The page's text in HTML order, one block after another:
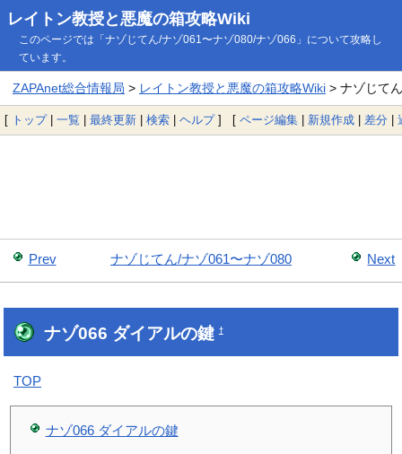
レイトン教授と悪魔の箱攻略Wiki
このページでは「ナゾじてん/ナゾ061〜ナゾ080/ナゾ066」について攻略し
ています。
ZAPAnet総合情報局 > レイトン教授と悪魔の箱攻略Wiki> ナゾじて
[ トップ| 一覧 | 最終更新 | 検索 | ヘルプ] [ ページ編集 | 新規作成 | 差分 |
Prev Next
ナゾじてん/ナゾ061〜ナゾ080
ナゾ066 ダイアルの鍵†
TOP
ナゾ066 ダイアルの鍵